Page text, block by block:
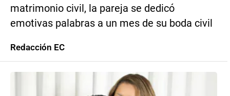
matrimonio civil, la pareja se dedicó
emotivas palabras a un mes de su boda civil
Redacción EC